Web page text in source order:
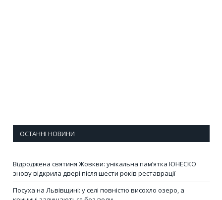
ОСТАННІ НОВИНИ
Відроджена святиня Жовкви: унікальна пам’ятка ЮНЕСКО
знову відкрила двері після шести років реставрації
Посуха на Львівщині: у селі повністю висохло озеро, а